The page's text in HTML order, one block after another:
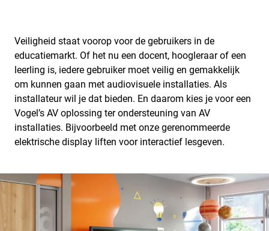
Veiligheid staat voorop voor de gebruikers in de
educatiemarkt. Of het nu een docent, hoogleraar of een
leerling is, iedere gebruiker moet veilig en gemakkelijk
om kunnen gaan met audiovisuele installaties. Als
installateur wil je dat bieden. En daarom kies je voor een
Vogel’s AV oplossing ter ondersteuning van AV
installaties. Bijvoorbeeld met onze gerenommeerde
elektrische display liften voor interactief lesgeven.